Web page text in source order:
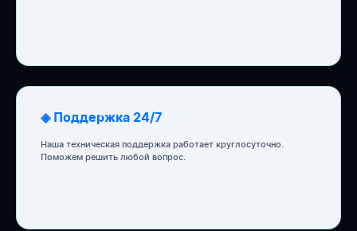
◈ Поддержка 24/7
Наша техническая поддержка работает круглосуточно.
Поможем решить любой вопрос.